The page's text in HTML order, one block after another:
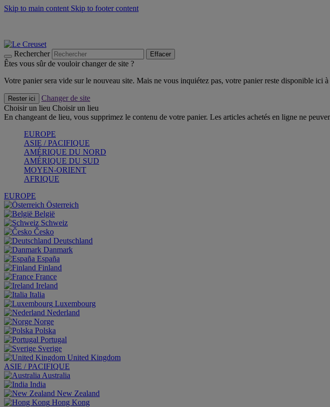
Skip to main content Skip to footer content
Rechercher Effacer
Êtes vous sûr de vouloir changer de site ?
Votre panier sera vide sur le nouveau site. Mais ne vous inquiétez pas, votre panier reste disponible ici
Rester ici
Changer de site
Choisir un lieu Choisir un lieu
En changeant de lieu, vous supprimez le contenu de votre panier. Les articles achetés en ligne ne
EUROPE
ASIE / PACIFIQUE
AMÉRIQUE DU NORD
AMÉRIQUE DU SUD
MOYEN-ORIENT
AFRIQUE
EUROPE
Österreich
België
Schweiz
Česko
Deutschland
Danmark
España
Finland
France
Ireland
Italia
Luxembourg
Nederland
Norge
Polska
Portugal
Sverige
United Kingdom
ASIE / PACIFIQUE
Australia
India
New Zealand
Hong Kong